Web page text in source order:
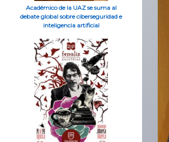
Académico de la UAZ se suma al
debate global sobre ciberseguridad e
inteligencia artificial